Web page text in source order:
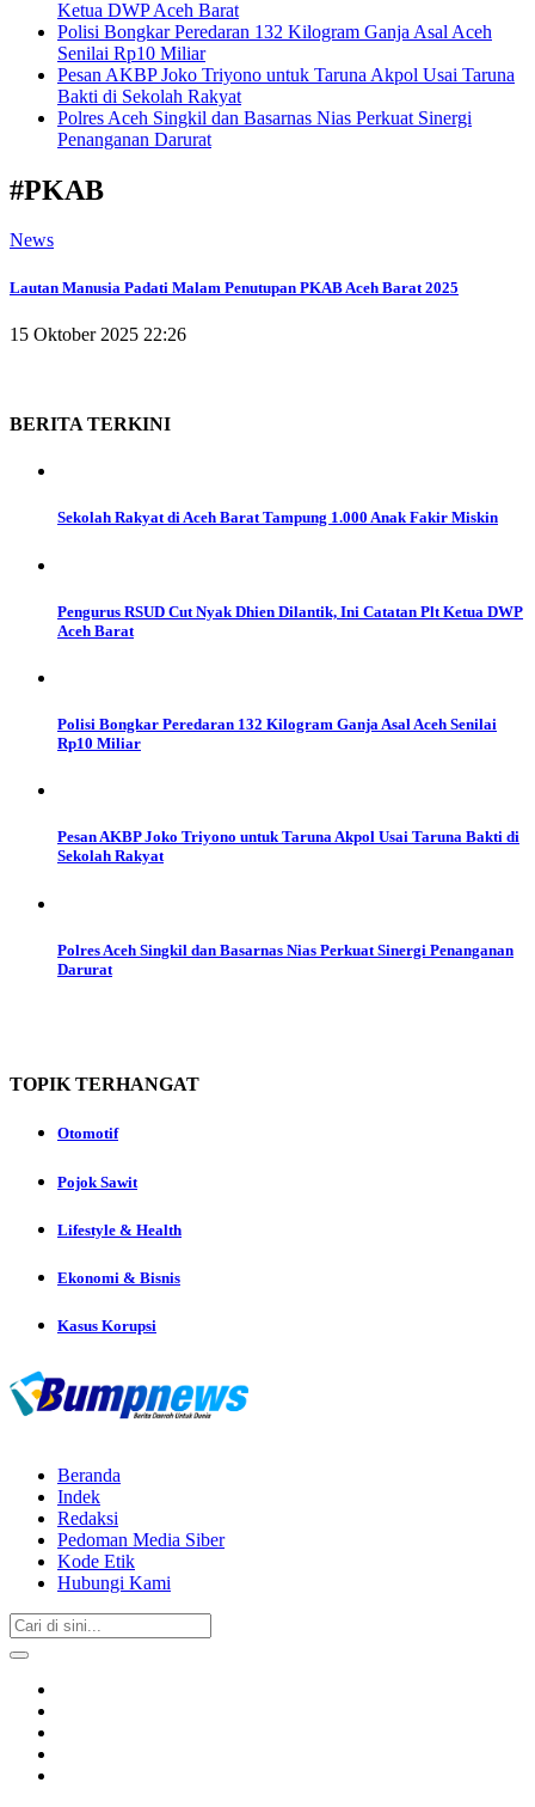
Ketua DWP Aceh Barat
Polisi Bongkar Peredaran 132 Kilogram Ganja Asal Aceh
Senilai Rp10 Miliar
Pesan AKBP Joko Triyono untuk Taruna Akpol Usai Taruna
Bakti di Sekolah Rakyat
Polres Aceh Singkil dan Basarnas Nias Perkuat Sinergi
Penanganan Darurat
#PKAB
News
Lautan Manusia Padati Malam Penutupan PKAB Aceh Barat 2025
15 Oktober 2025 22:26
BERITA TERKINI
Sekolah Rakyat di Aceh Barat Tampung 1.000 Anak Fakir Miskin
Pengurus RSUD Cut Nyak Dhien Dilantik, Ini Catatan Plt Ketua DWP
Aceh Barat
Polisi Bongkar Peredaran 132 Kilogram Ganja Asal Aceh Senilai
Rp10 Miliar
Pesan AKBP Joko Triyono untuk Taruna Akpol Usai Taruna Bakti di
Sekolah Rakyat
Polres Aceh Singkil dan Basarnas Nias Perkuat Sinergi Penanganan
Darurat
TOPIK TERHANGAT
Otomotif
Pojok Sawit
Lifestyle & Health
Ekonomi & Bisnis
Kasus Korupsi
Beranda
Indek
Redaksi
Pedoman Media Siber
Kode Etik
Hubungi Kami